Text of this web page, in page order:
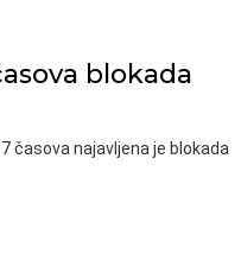
blokada
časova najavljena je blokada